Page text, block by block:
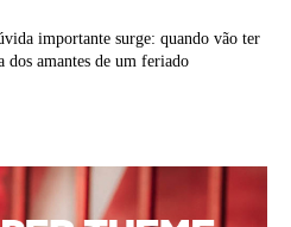
importante surge: quando vão ter
dos amantes de um feriado